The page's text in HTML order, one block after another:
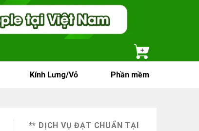
Kính Lưng/Vỏ Phần mềm
** DỊCH VỤ ĐẠT CHUẨN TẠI